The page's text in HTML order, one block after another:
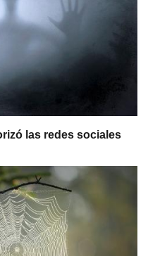
las redes sociales